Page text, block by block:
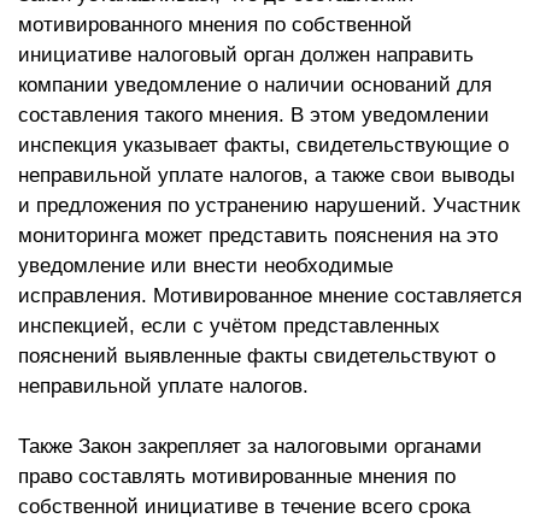
мотивированного мнения по собственной
инициативе налоговый орган должен направить
компании уведомление о наличии оснований для
составления такого мнения. В этом уведомлении
инспекция указывает факты, свидетельствующие о
неправильной уплате налогов, а также свои выводы
и предложения по устранению нарушений. Участник
мониторинга может представить пояснения на это
уведомление или внести необходимые
исправления. Мотивированное мнение составляется
инспекцией, если с учётом представленных
пояснений выявленные факты свидетельствуют о
неправильной уплате налогов.
Также Закон закрепляет за налоговыми органами
право составлять мотивированные мнения по
собственной инициативе в течение всего срока